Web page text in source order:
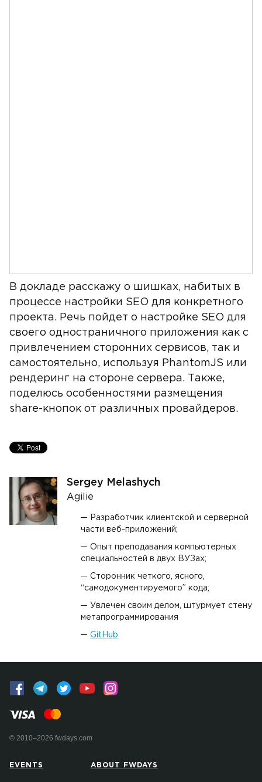
В докладе расскажу о шишках, набитых в
процессе настройки SEO для конкретного
проекта. Речь пойдет о настройке SEO для
своего одностраничного приложения как с
привлечением сторонних сервисов, так и
самостоятельно, используя PhantomJS или
рендеринг на стороне сервера. Также,
поделюсь особенностями размещения
share-кнопок от различных провайдеров.
Sergey Melashych
Agilie
Разработчик клиентской и серверной
части веб-приложений;
Опыт преподавания компьютерных
специальностей в двух ВУЗах;
Сторонник четкого, ясного,
“самодокументируемого” кода;
Увлечен своим делом, штурмует стену
метапрограммирования
GitHub
© 2010–2026 fwdays.com
EVENTS ABOUT FWDAYS